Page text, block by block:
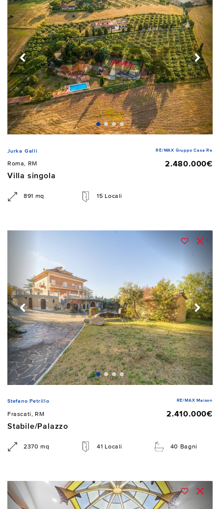
Jurka Galli RE/MAX Gruppo Casa Re
Roma, RM
2.480.000€
Villa singola
891 mq 15 Locali
Stefano Petrillo RE/MAX Maison
Frascati, RM
2.410.000€
Stabile/Palazzo
2370 mq 41 Locali 40 Bagni